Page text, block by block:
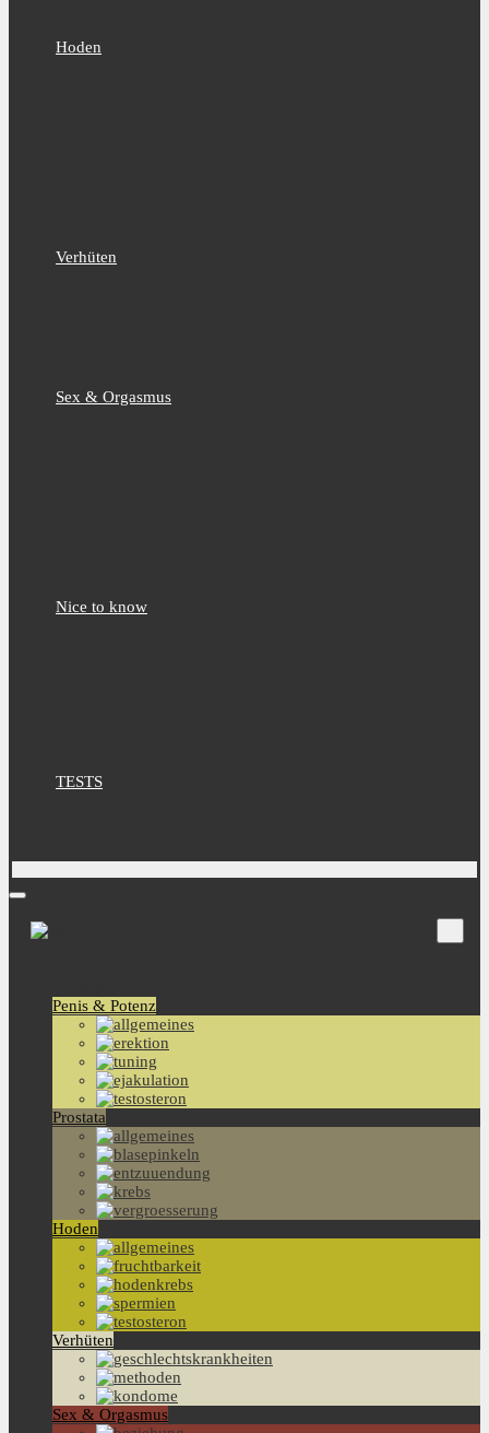
Hoden
Verhüten
Sex & Orgasmus
Nice to know
TESTS
Penis & Potenz
Prostata
Hoden
Verhüten
Sex & Orgasmus